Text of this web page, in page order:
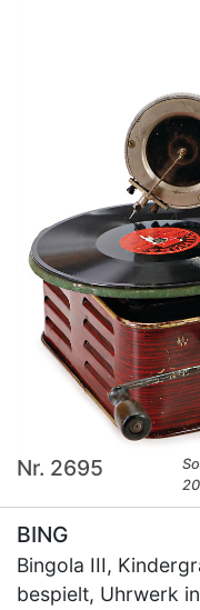
Nr. 2695
BING
Bingola III,
bespielt, Uhrwerk